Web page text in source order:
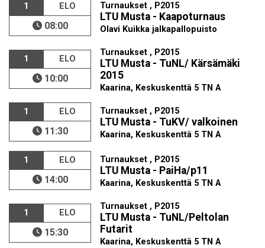
1 ELO
08:00
Turnaukset , P2015
LTU Musta - Kaapoturnaus
Olavi Kuikka jalkapallopuisto
1 ELO
10:00
Turnaukset , P2015
LTU Musta - TuNL/ Kärsämäki
2015
Kaarina, Keskuskenttä 5 TN A
1 ELO
11:30
Turnaukset , P2015
LTU Musta - TuKV/ valkoinen
Kaarina, Keskuskenttä 5 TN A
1 ELO
14:00
Turnaukset , P2015
LTU Musta - PaiHa/p11
Kaarina, Keskuskenttä 5 TN A
1 ELO
15:30
Turnaukset , P2015
LTU Musta - TuNL/Peltolan
Futarit
Kaarina, Keskuskenttä 5 TN A